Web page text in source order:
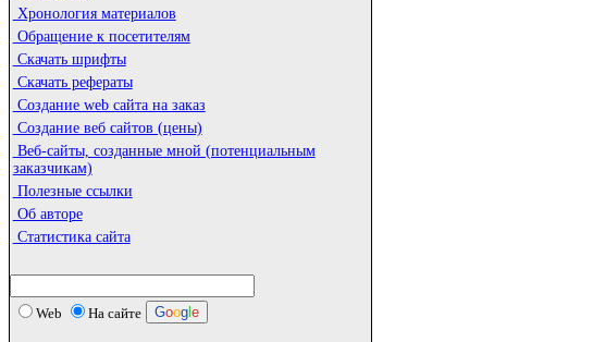
Хронология материалов
Обращение к посетителям
Скачать шрифты
Скачать рефераты
Создание web сайта на заказ
Создание веб сайтов (цены)
Веб-сайты, созданные мной (потенциальным
заказчикам)
Полезные ссылки
Об авторе
Статистика сайта
Web На сайте Goog e